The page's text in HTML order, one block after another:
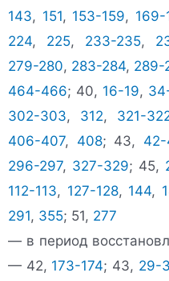
143, 151, 153-159, 169-
224, 225, 233-235,
279-280, 283-284, 289-
464-466; 40, 16-19,
302-303, 312, 321-
406-407, 408; 43,
296-297, 327-329; 45,
112-113, 127-128, 144,
291, 355; 51, 277
— в период
— 42, 173-174; 43, 29-